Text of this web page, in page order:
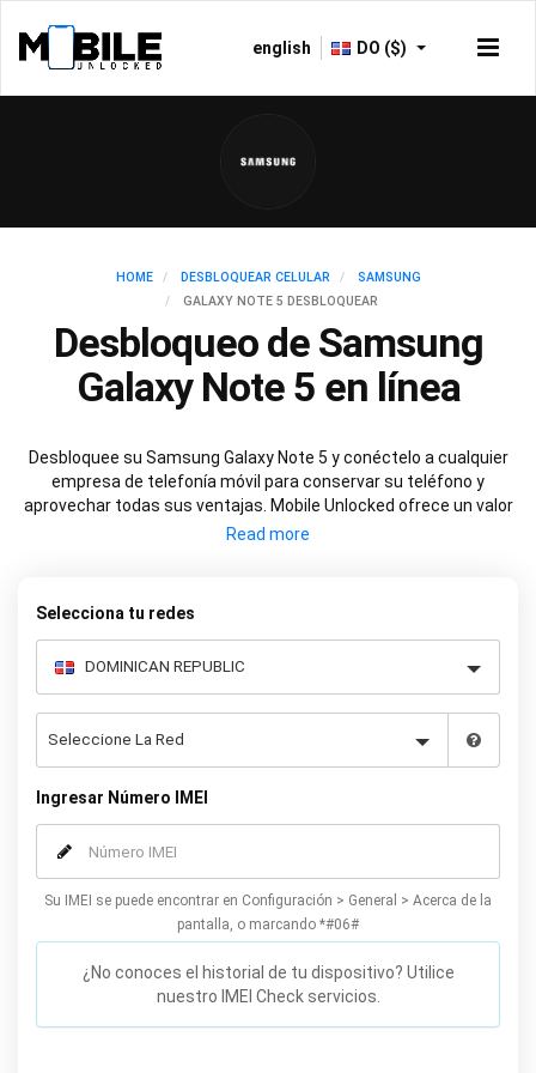
english DO ($)
HOME DESBLOQUEAR CELULAR
SAMSUNG
GALAXY NOTE 5 DESBLOQUEAR
Desbloqueo de Samsung
Galaxy Note 5 en línea
Desbloquee su Samsung Galaxy Note 5 y conéctelo a cualquier
empresa de telefonía móvil para conservar su teléfono y
aprovechar todas sus ventajas. Mobile Unlocked ofrece un valor
fantástico y un excelente servicio de atención al cliente para
Selecciona tu redes
Ingresar Número IMEI
Su IMEI se puede encontrar en Configuración > General > Acerca de la
pantalla, o marcando *#06#
¿No conoces el historial de tu dispositivo? Utilice
nuestro IMEI Check servicios.